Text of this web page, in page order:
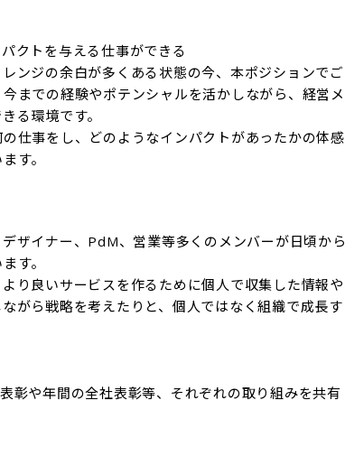
クトを与える仕事ができる
ンジの余白が多くある状態の今、本ポジションでご
までの経験やポテンシャルを活かしながら、経営メ
る環境です。
仕事をし、どのようなインパクトがあったかの体感
す。
ザイナー、PdM、営業等多くのメンバーが日頃から
す。
り良いサービスを作るために個人で収集した情報や
がら戦略を考えたりと、個人ではなく組織で成長す
彰や年間の全社表彰等、それぞれの取り組みを共有